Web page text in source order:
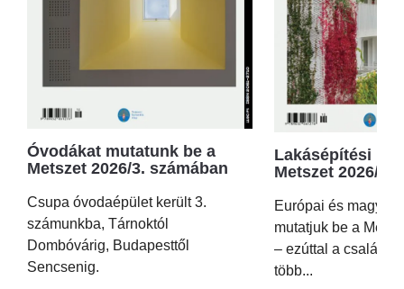
Óvodákat mutatunk be a
Metszet 2026/3. számában
Csupa óvodaépület került 3.
számunkba, Tárnoktól
Dombóvárig, Budapesttől
Sencsenig.
Lakásépítési
Metszet 2026/2.
Európai és magyar
mutatjuk be a
– ezúttal a családi
több...